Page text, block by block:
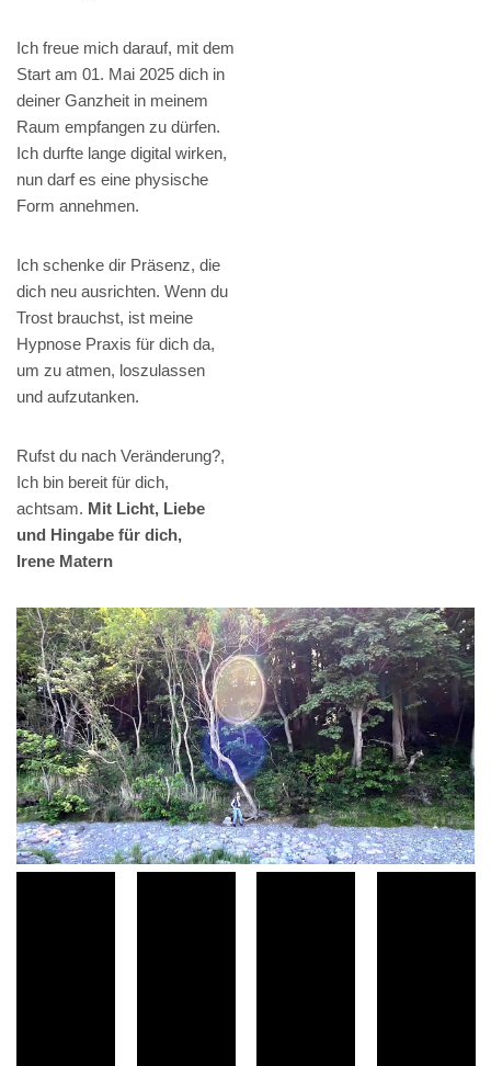
Ich freue mich darauf, mit dem
Start am 01. Mai 2025 dich in
deiner Ganzheit in meinem
Raum empfangen zu dürfen.
Ich durfte lange digital wirken,
nun darf es eine physische
Form annehmen.
Ich schenke dir Präsenz, die
dich neu ausrichten. Wenn du
Trost brauchst, ist meine
Hypnose Praxis für dich da,
um zu atmen, loszulassen
und aufzutanken.
Rufst du nach Veränderung?,
Ich bin bereit für dich,
achtsam. Mit Licht, Liebe
und Hingabe für dich,
Irene Matern